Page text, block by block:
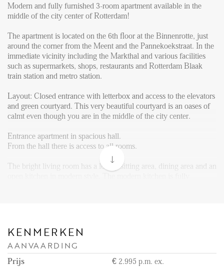
Modern and fully furnished 3-room apartment available in the
middle of the city center of Rotterdam!
The apartment is located on the 6th floor at the Binnenrotte, just
around the corner from the Meent and the Pannekoekstraat. In the
immediate vicinity including the Markthal and various facilities
such as supermarkets, shops, restaurants and Rotterdam Blaak
train station and metro station.
Layout: Closed entrance with letterbox and access to the elevators
and green courtyard. This very beautiful courtyard is an oases of
calmt even though you are in the middle of the city center.
Entrance apartment in spacious hall.
From the hall there is access to all rooms.
The bright living room has a lovely sitting area, dining area and an
morning coffee!
From the hall there is access to both bedrooms, both facing the
market side.
KENMERKEN
AANVAARDING
Prijs € 2.995 p.m. ex.
OVER ONS
FAQ
Reviews
Werken bij
CONTACT
Den Haag
Hillegersberg
Rotterdam